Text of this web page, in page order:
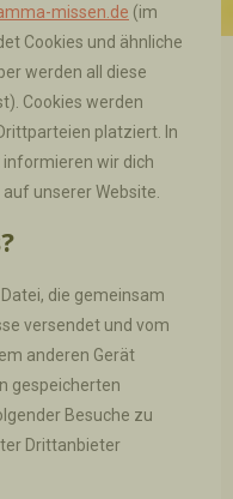
missen.de (im
Cookies und ähnliche
werden all diese
Cookies werden
platziert. In
wir dich
unserer Website.
die gemeinsam
versendet und vom
anderen Gerät
gespeicherten
Besuche zu
Drittanbieter